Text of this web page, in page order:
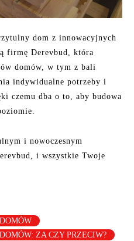
dom z innowacyjnych
firmę Derevbud, która
domów, w tym z bali
indywidualne potrzeby i
czemu dba o to, aby budowa
i nowoczesnym
i wszystkie Twoje
ZA CZY PRZECIW?